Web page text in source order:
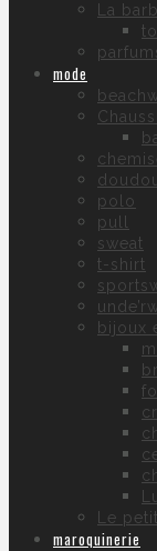
La
mode
polo
pull
sweat
t-shirt
bijoux
Le
maroquinerie